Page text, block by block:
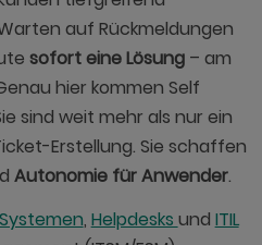
auf Rückmeldungen
sofort eine Lösung– am
hier kommen Self
sind weit mehr als nur ein
Erstellung. Sie schaffen
Autonomie für Anwender.
, Helpdesks und ITIL